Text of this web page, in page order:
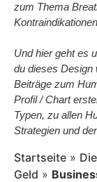
zum Thema
Und hier geht es
du dieses Design
Beiträge zum
Profil / Chart
Typen, zu allen
Strategien und
Startseite »
Geld »